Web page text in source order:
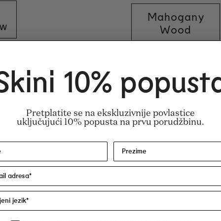
Mahogany
Wood
Tetramethyl
Pogostemon Cablin Oil, Cananga
10%
Pretplatite se na ekskluzivnije povlastice
uključujući 10% popusta na prvu porudžbinu.